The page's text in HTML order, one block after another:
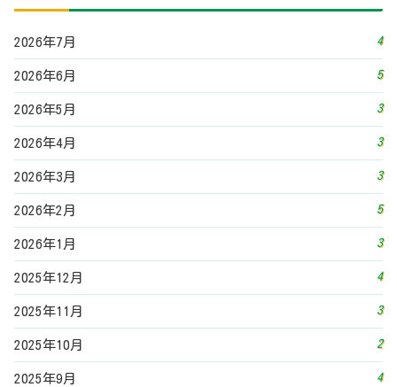
2026年7月 4
2026年6月 5
2026年5月 3
2026年4月 3
2026年3月 3
2026年2月 5
2026年1月 3
2025年12月 4
2025年11月 3
2025年10月 2
2025年9月 4